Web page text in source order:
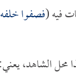
فيه (فصفوا
محل الشاهد،